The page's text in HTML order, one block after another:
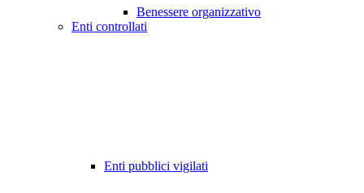
Benessere organizzativo
Enti controllati
Enti pubblici vigilati